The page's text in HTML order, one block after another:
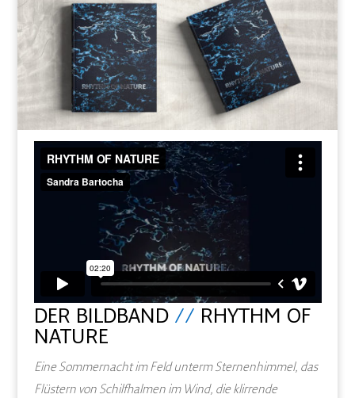
DER BILDBAND // RHYTHM OF
NATURE
Eine Sommernacht im Feld unterm Sternenhimmel, das
Flüstern von Schilfhalmen im Wind, die klirrende